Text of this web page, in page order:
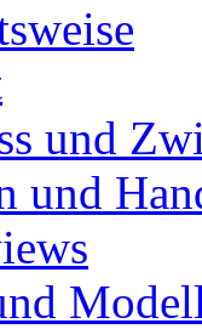
und
und